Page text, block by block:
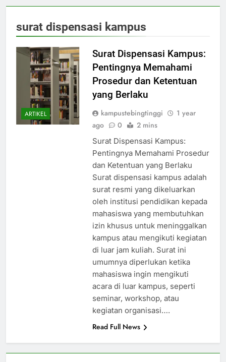
surat dispensasi kampus
ARTIKEL
Surat Dispensasi Kampus:
Pentingnya Memahami
Prosedur dan Ketentuan
yang Berlaku
kampustebingtinggi
1 year
ago
0 2 mins
Surat Dispensasi Kampus:
Pentingnya Memahami Prosedur
dan Ketentuan yang Berlaku
Surat dispensasi kampus adalah
surat resmi yang dikeluarkan
oleh institusi pendidikan kepada
mahasiswa yang membutuhkan
izin khusus untuk meninggalkan
kampus atau mengikuti kegiatan
di luar jam kuliah. Surat ini
umumnya diperlukan ketika
mahasiswa ingin mengikuti
acara di luar kampus, seperti
seminar, workshop, atau
kegiatan organisasi….
Read Full News